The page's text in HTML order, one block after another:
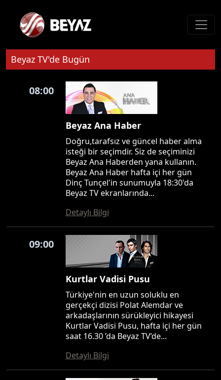
Beyaz TV'de Bugün
08:00
Beyaz Ana Haber
Doğru,tarafsız ve güncel haber alma
isteği bir seçimdir. Siz de seçiminizi
Beyaz Ana Haberden yana kullanın.
Beyaz Ana Haber hafta içi her gün
Dinç Tunçel'in sunumuyla 18:30'da
Beyaz TV ekranlarında...
Detaylı Bilgi
09:00
Kurtlar Vadisi Pusu
Türkiye'nin en uzun soluklu en
gerçekçi dizisi Polat Alemdar ve
arkadaşlarının sürükleyici hikayesi
Kurtlar Vadisi Pusu, hafta içi her gün
saat 16.30 ’da Beyaz TV’de...
Detaylı Bilgi